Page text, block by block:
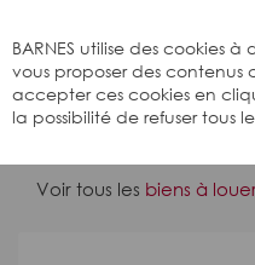
Voir tous les biens à
BARNES utilise des cookies
vous proposer des
accepter ces cookies en
la possibilité de refuser tous